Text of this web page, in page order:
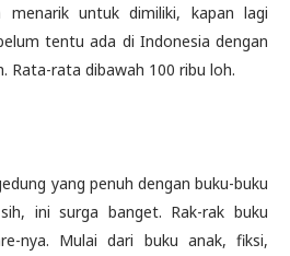
untuk dimiliki, kapan lagi
tentu ada di Indonesia dengan
Rata-rata dibawah 100 ribu loh.
yang penuh dengan buku-buku
ini surga banget. Rak-rak buku
nya. Mulai dari buku anak, fiksi,